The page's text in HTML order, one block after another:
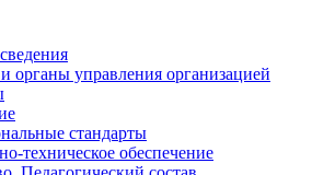
органы управления организацией
стандарты
техническое обеспечение